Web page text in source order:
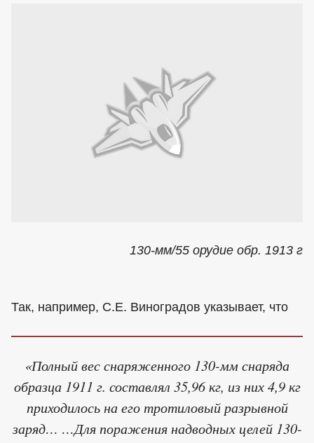
130-мм/55 орудие обр. 1913 г
Так, например, С.Е. Виноградов указывает, что
«Полный вес снаряженного 130-мм снаряда
образца 1911 г. составлял 35,96 кг, из них 4,9 кг
приходилось на его тротиловый разрывной
заряд… …Для поражения надводных целей 130-